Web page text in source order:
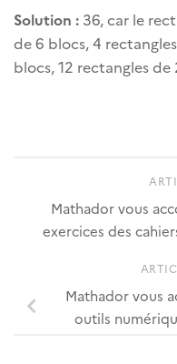
Solution : 36, car le
de 6 blocs, 4
blocs, 12 rectangles
Mathador vous
exercices des
Mathador vous
outils